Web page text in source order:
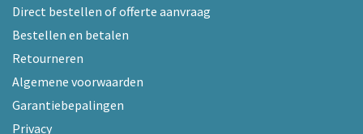
Direct bestellen of offerte aanvraag
Bestellen en betalen
Retourneren
Algemene voorwaarden
Garantiebepalingen
Privacy